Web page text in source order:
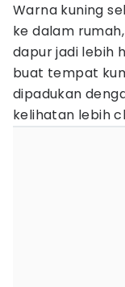
Warna kuning
ke dalam
dapur jadi lebih
buat tempat
dipadukan
kelihatan lebih